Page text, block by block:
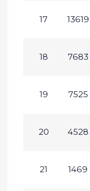
17 13619
18 7683
19 7525
20 4528
21 1469